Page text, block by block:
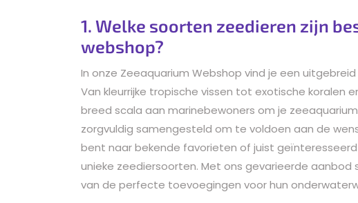
1. Welke soorten zeedieren zijn
webshop?
In onze Zeeaquarium Webshop vind je een
Van kleurrijke tropische vissen tot exotische koralen
breed scala aan marinebewoners om je
zorgvuldig samengesteld om te voldoen aan de
bent naar bekende favorieten of juist
unieke zeediersoorten. Met ons gevarieerde
van de perfecte toevoegingen voor hun